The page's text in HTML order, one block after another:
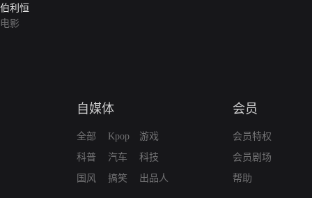
伯利恒
电影
自媒体
全部
科普
国风
Kpop
汽车
搞笑
游戏
科技
出品人
会员
会员特权
会员剧场
帮助